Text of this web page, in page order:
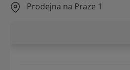
Prodejna na Praze 1